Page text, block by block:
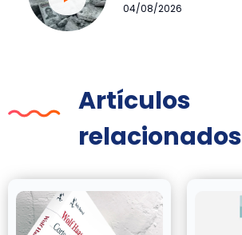
04/08/2026
Artículos
relacionados